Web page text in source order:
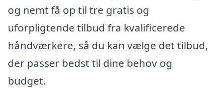
og nemt få op til tre gratis og
uforpligtende tilbud fra kvalificerede
håndværkere, så du kan vælge det tilbud,
der passer bedst til dine behov og
budget.